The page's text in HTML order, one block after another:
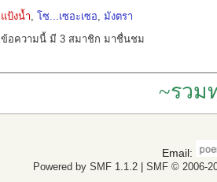
แป้งน้ำ โซ...เซอะเซอ มังตรา
ข้อความนี้ มี 3 สมาชิก มาชื่นชม
~รวม
Email:
Powered by SMF 1.1.2| SMF © 2006-